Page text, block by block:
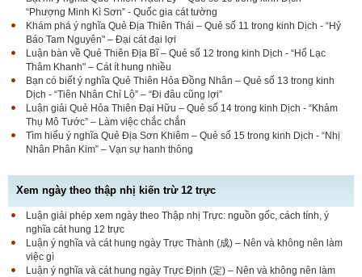
“Phượng Minh Kì Sơn” - Quốc gia cát tường
Khám phá ý nghĩa Quẻ Địa Thiên Thái – Quẻ số 11 trong kinh Dịch - “Hỷ
Báo Tam Nguyên" – Đại cát đại lợi
Luận bàn về Quẻ Thiên Địa Bĩ – Quẻ số 12 trong kinh Dịch - “Hổ Lạc
Thâm Khanh" – Cát ít hung nhiều
Bạn có biết ý nghĩa Quẻ Thiên Hỏa Đồng Nhân – Quẻ số 13 trong kinh
Dịch - “Tiên Nhân Chỉ Lộ” – “Đi đâu cũng lợi”
Luận giải Quẻ Hỏa Thiên Đại Hữu – Quẻ số 14 trong kinh Dịch - “Khảm
Thụ Mô Tước” – Làm việc chắc chắn
Tìm hiểu ý nghĩa Quẻ Địa Sơn Khiêm – Quẻ số 15 trong kinh Dịch - “Nhị
Nhân Phân Kim” – Vạn sự hanh thông
Xem ngày theo thập nhị kiến trừ 12 trực
Luận giải phép xem ngày theo Thập nhị Trực: nguồn gốc, cách tính, ý
nghĩa cát hung 12 trực
Luận ý nghĩa và cát hung ngày Trực Thành (成) – Nên và không nên làm
việc gì
Luận ý nghĩa và cát hung ngày Trực Định (定) – Nên và không nên làm